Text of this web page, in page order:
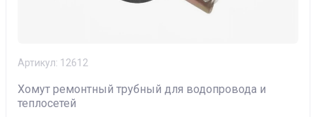
Артикул: 12612
Хомут ремонтный трубный для водопровода и
теплосетей